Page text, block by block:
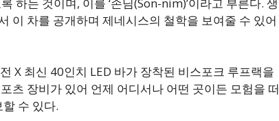
이 차를 공개하며 제네시스의 철학을 보여줄 수 있어
X 최신 40인치 LED 바가 장착된 비스포크 루프랙을
츠 장비가 있어 언제 어디서나 어떤 곳이든 모험을 떠
수 있다.